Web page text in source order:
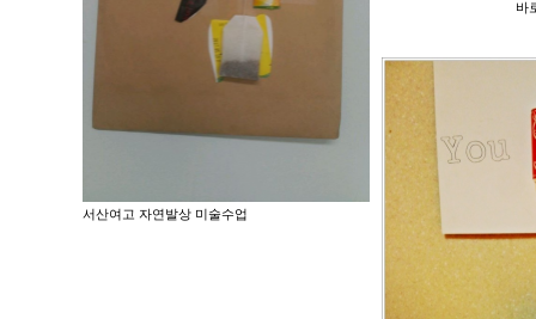
서산여고 자연발상 미술수업
바